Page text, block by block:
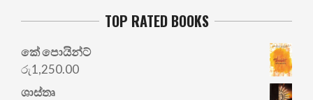
TOP RATED BOOKS
කේ පොයින්ට්
රු1,250.00
ශාස්තෘ